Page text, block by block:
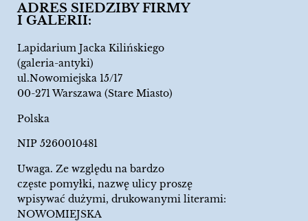
ADRES SIEDZIBY FIRMY
I GALERII:
Lapidarium Jacka Kilińskiego
(galeria-antyki)
ul.Nowomiejska 15/17
00-271 Warszawa (Stare Miasto)
Polska
NIP 5260010481
Uwaga. Ze względu na bardzo
częste pomyłki, nazwę ulicy proszę
wpisywać dużymi, drukowanymi literami:
NOWOMIEJSKA